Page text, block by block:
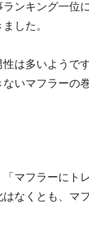
ンキング一位
した。
は多いようで
いマフラーの
マフラーにト
なくとも、マ